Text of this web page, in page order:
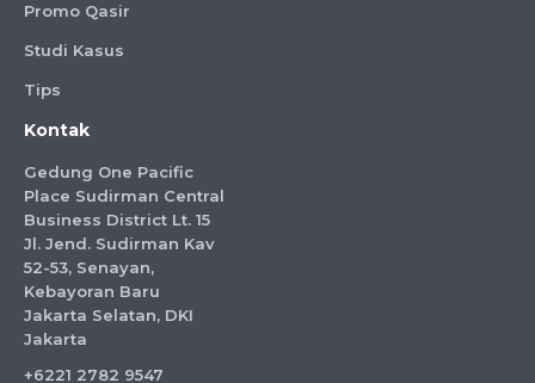
Promo Qasir
Studi Kasus
Tips
Kontak
Gedung One Pacific
Place Sudirman Central
Business District Lt. 15
Jl. Jend. Sudirman Kav
52-53, Senayan,
Kebayoran Baru
Jakarta Selatan, DKI
Jakarta
+6221 2782 9547